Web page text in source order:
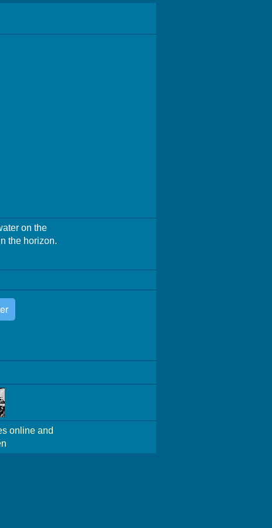
on the
the horizon.
online and